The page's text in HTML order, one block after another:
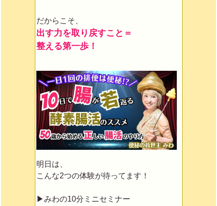
だからこそ、
出す力を取り戻すこと＝
整える第一歩！
明日は、
こんな2つの体験が待ってます！
▶みわの10分ミニセミナー